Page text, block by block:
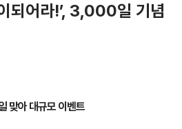
되어라!’, 3,000일 기념
맞아 대규모 이벤트